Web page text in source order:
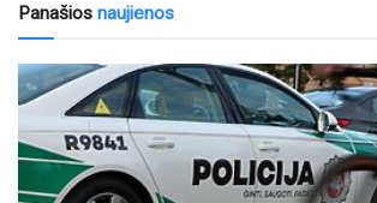
Panašios naujienos